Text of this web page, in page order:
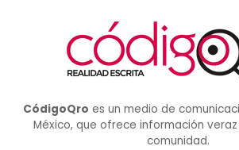
CódigoQro es un medio de
México, que ofrece información
comunidad.